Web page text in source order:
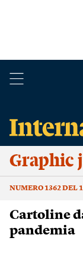
Graphic
NUMERO 1362 DEL
Cartoline
pandemia